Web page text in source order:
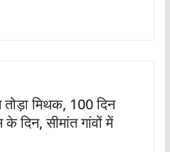
मिथक, 100 दिन
दिन, सीमांत गांवों में